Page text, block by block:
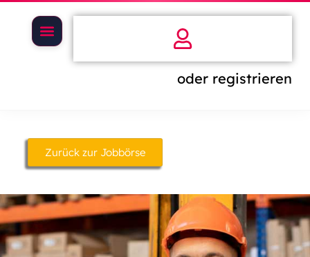
oder registrieren
Zurück zur Jobbörse